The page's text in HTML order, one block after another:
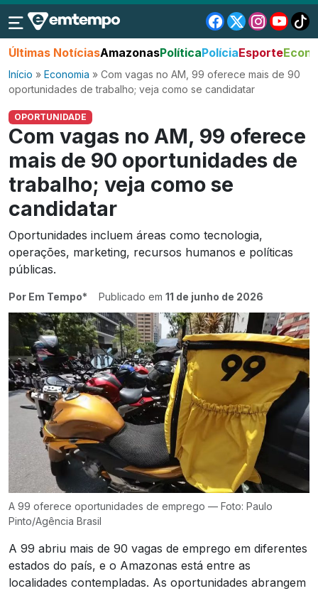
Últimas NotíciasAmazonasPolíticaPolíciaEsporte
Início » Economia » Com vagas no AM, 99 oferece mais de 90
oportunidades de trabalho; veja como se candidatar
OPORTUNIDADE
Com vagas no AM, 99 oferece
mais de 90 oportunidades de
trabalho; veja como se
candidatar
Oportunidades incluem áreas como tecnologia,
operações, marketing, recursos humanos e políticas
públicas.
Por Em Tempo* Publicado em 11 de junho de 2026
A 99 oferece oportunidades de emprego — Foto: Paulo
Pinto/Agência Brasil
A 99 abriu mais de 90 vagas de emprego em diferentes
estados do país, e o Amazonas está entre as
localidades contempladas. As oportunidades abrangem